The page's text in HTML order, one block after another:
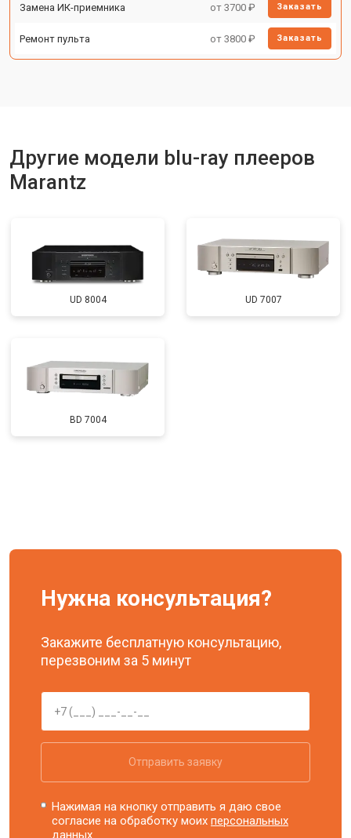
Замена ИК-приемника от 3700 ₽ Заказать
Ремонт пульта от 3800 ₽ Заказать
Другие модели blu-ray плееров
Marantz
UD 8004 UD 7007
BD 7004
Нужна консультация?
Закажите бесплатную консультацию,
перезвоним за 5 минут
Отправить заявку
Нажимая на кнопку отправить я даю свое
согласие на обработку моихперсональных
данных.